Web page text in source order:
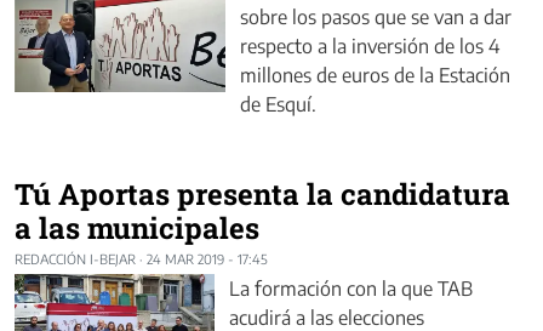
sobre los pasos que se van a dar
respecto a la inversión de los 4
millones de euros de la Estación
de Esquí.
Tú Aportas presenta la candidatura
a las municipales
REDACCIÓN I-BEJAR · 24 MAR 2019 - 17:45
La formación con la que TAB
acudirá a las elecciones